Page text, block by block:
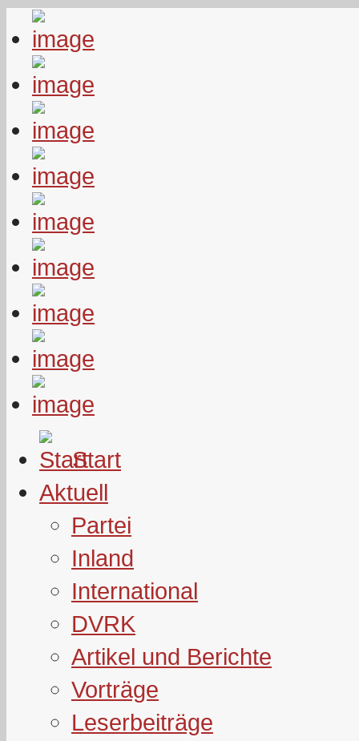
Start
Aktuell
Partei
Inland
International
DVRK
Artikel und Berichte
Vorträge
Leserbeiträge